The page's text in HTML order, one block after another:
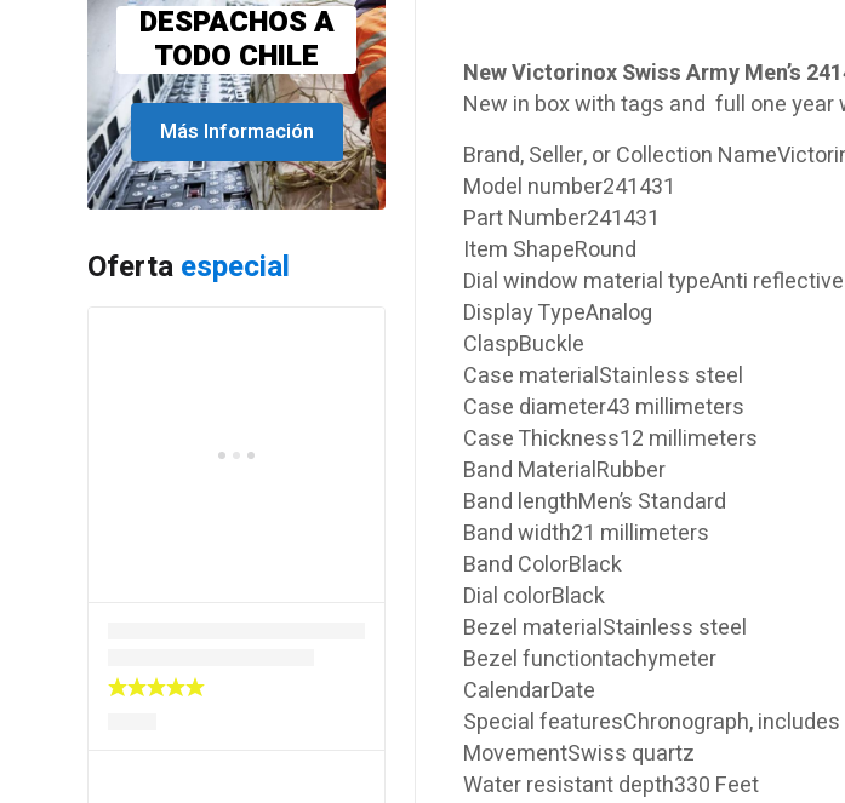
DESPACHOS A
TODO CHILE
Más Información
Oferta especial
New Victorinox Swiss Army Men’s
New in box with tags and full one year
Brand, Seller, or Collection
Model number241431
Part Number241431
Item ShapeRound
Dial window material typeAnti
Display TypeAnalog
ClaspBuckle
Case materialStainless steel
Case diameter43 millimeters
Case Thickness12 millimeters
Band MaterialRubber
Band lengthMen’s Standard
Band width21 millimeters
Band ColorBlack
Dial colorBlack
Bezel materialStainless steel
Bezel functiontachymeter
CalendarDate
Special featuresChronograph,
MovementSwiss quartz
Water resistant depth330 Feet